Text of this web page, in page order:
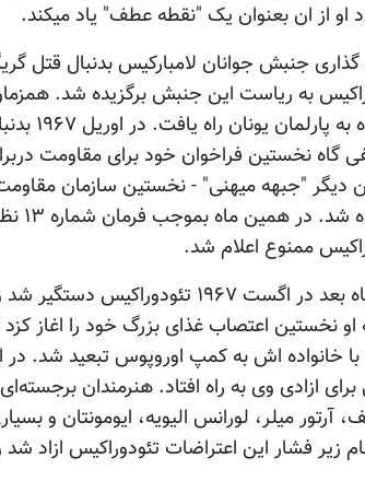
او از ان بعنوان يک "نقطه عطف" ياد ميکند.
گذاری جنبش جوانان لامبارکيس بدنبال قتل
به رياست اين جنبش برگزيده شد.
ديگر "جبهه ميهنی" - نخستين سازمان
ممنوع اعلام شد.
چند ماه بعد در اگست ۱۹۶۷
او نخستين اعتصاب غذای بزرگ خود را اغاز
با خانواده اش به کمپ اوروپوس تبعيد شد.
ازادی وی به راه افتاد. هنرمندان
آرتور ميلر، لورانس اليويه، ايومونتان و
زير فشار اين اعتراضات تئودوراکيس ازاد